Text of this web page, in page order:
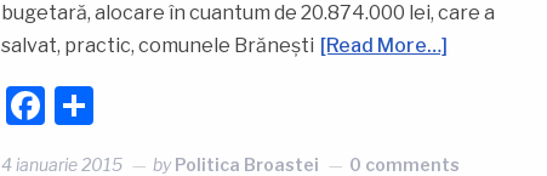
bugetară, alocare în cuantum de 20.874.000 lei, care a
salvat, practic, comunele Brănești [Read More…]
Facebook
4 ianuarie 2015 byPolitica Broastei 0 comments